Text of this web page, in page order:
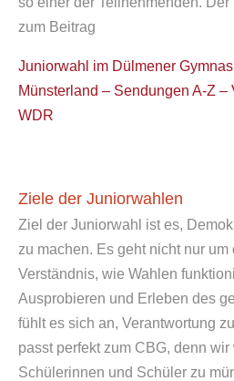
zum Beitrag
Juniorwahl im Dülmener
Münsterland – Sendungen A-Z
WDR
Ziele der Juniorwahlen
Ziel der Juniorwahl ist es,
zu machen. Es geht nicht nur um
Verständnis, wie Wahlen
Ausprobieren und Erleben des
fühlt es sich an, Verantwortung
passt perfekt zum CBG, denn
Schülerinnen und Schüler zu